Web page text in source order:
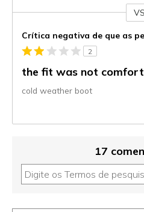
VS
Crítica negativa de que as
2
the fit was not
cold weather boot
17